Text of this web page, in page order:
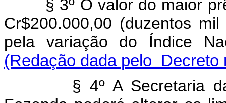
§ 3º O valor do maior
Cr$200.000,00 (duzentos
pela variação do Índice
(Redação dada pelo Decreto
§ 4º A Secretaria da